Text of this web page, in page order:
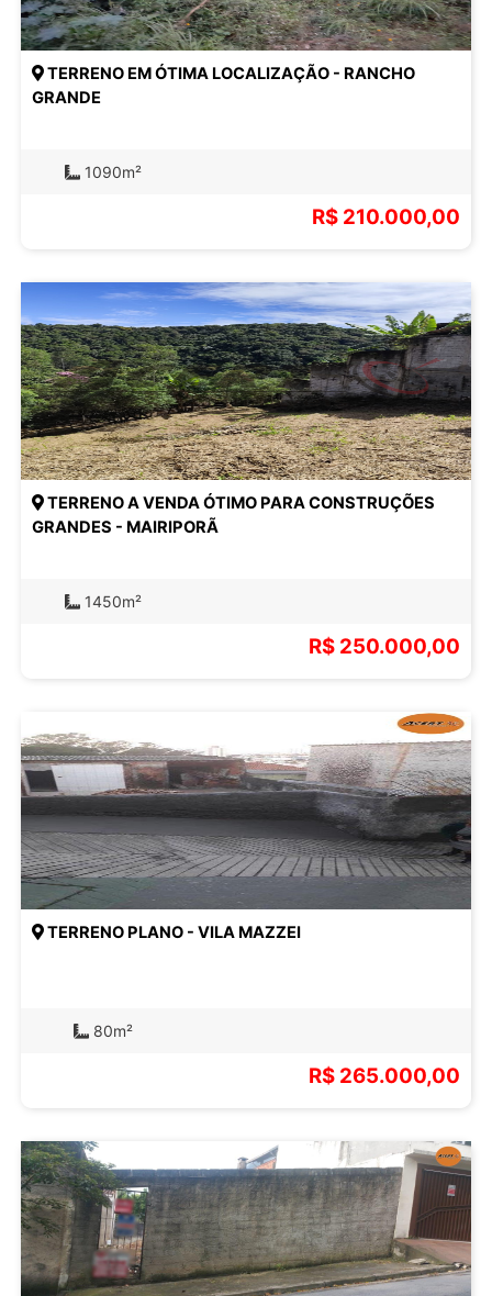
TERRENO EM ÓTIMA LOCALIZAÇÃO - RANCHO
GRANDE
1090m²
R$ 210.000,00
TERRENO A VENDA ÓTIMO PARA CONSTRUÇÕES
GRANDES - MAIRIPORÃ
1450m²
R$ 250.000,00
TERRENO PLANO - VILA MAZZEI
80m²
R$ 265.000,00